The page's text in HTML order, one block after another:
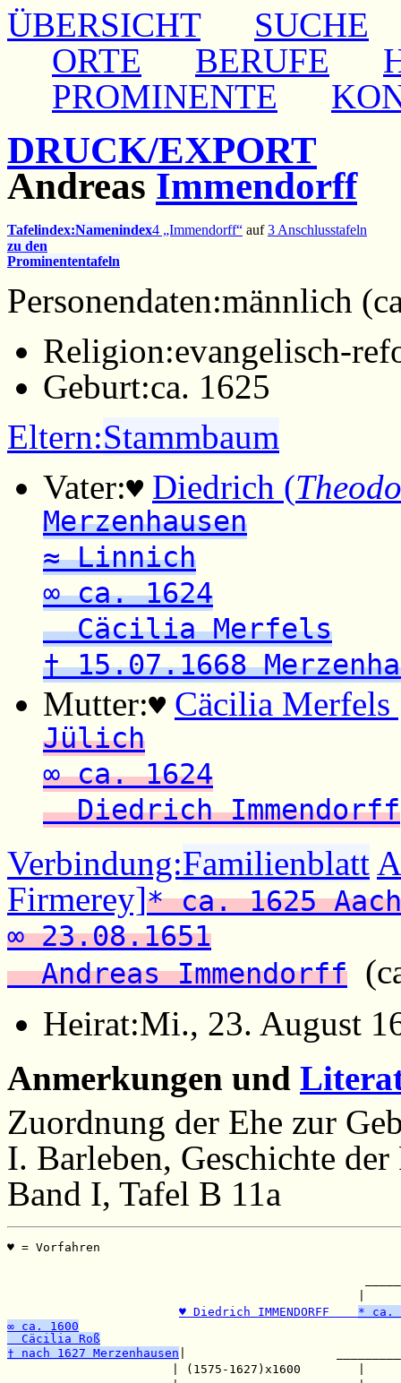
ÜBERSICHT
SUCHE
ORTE
BERUFE
PROMINENTE
DRUCK/EXPORT
Andreas Immendorff
Tafelindex:Namenindex
zu den
Prominententafeln
4 „Immendorff“ auf3 Anschlusstafeln
Personendaten:männlich
Religion:evangelisch-
Geburt:ca. 1625
Eltern:Stammbaum
Vater:♥ Diedrich (
Merzenhausen
≈ Linnich
∞ ca. 1624
Cäcilia Merfels
† 15.07.1668
Mutter:♥ Cäcilia
Jülich
∞ ca. 1624
Diedrich Immendorff
Verbindung:Familienblatt
Firmerey]* ca. 1625
∞ 23.08.1651
Andreas Immendorff
Heirat:Mi., 23. August
Anmerkungen und
Zuordnung der Ehe zur
I. Barleben, Geschichte
Band I, Tafel B 11a
♥ = Vorfahren
♥ Diedrich IMMENDORFF * ca.
∞ ca. 1600
Cäcilia Roß
† nach 1627 Merzenhausen
| (1575-